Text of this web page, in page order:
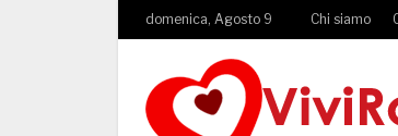
domenica, Agosto 9 Chi siamo